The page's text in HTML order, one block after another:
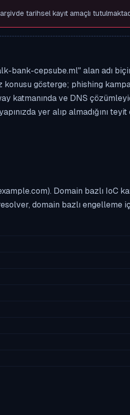
tarihsel kayıt amaçlı
bank-cepsube.ml" alan adı
konusu gösterge; phishing
katmanında ve DNS
yer alıp almadığını
Domain bazlı IoC
domain bazlı engelleme